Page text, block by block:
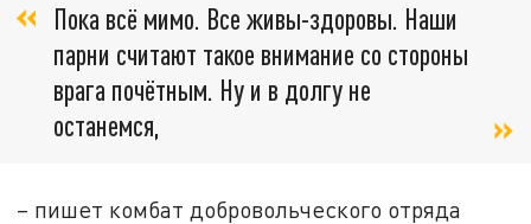
Пока всё мимо. Все живы-здоровы. Наши
парни считают такое внимание со стороны
врага почётным. Ну и в долгу не
останемся,
– пишет комбат добровольческого отряда